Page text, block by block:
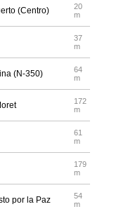
(Centro)
20
m
37
m
(N-350)
64
m
172
m
61
m
179
m
por la Paz
54
m